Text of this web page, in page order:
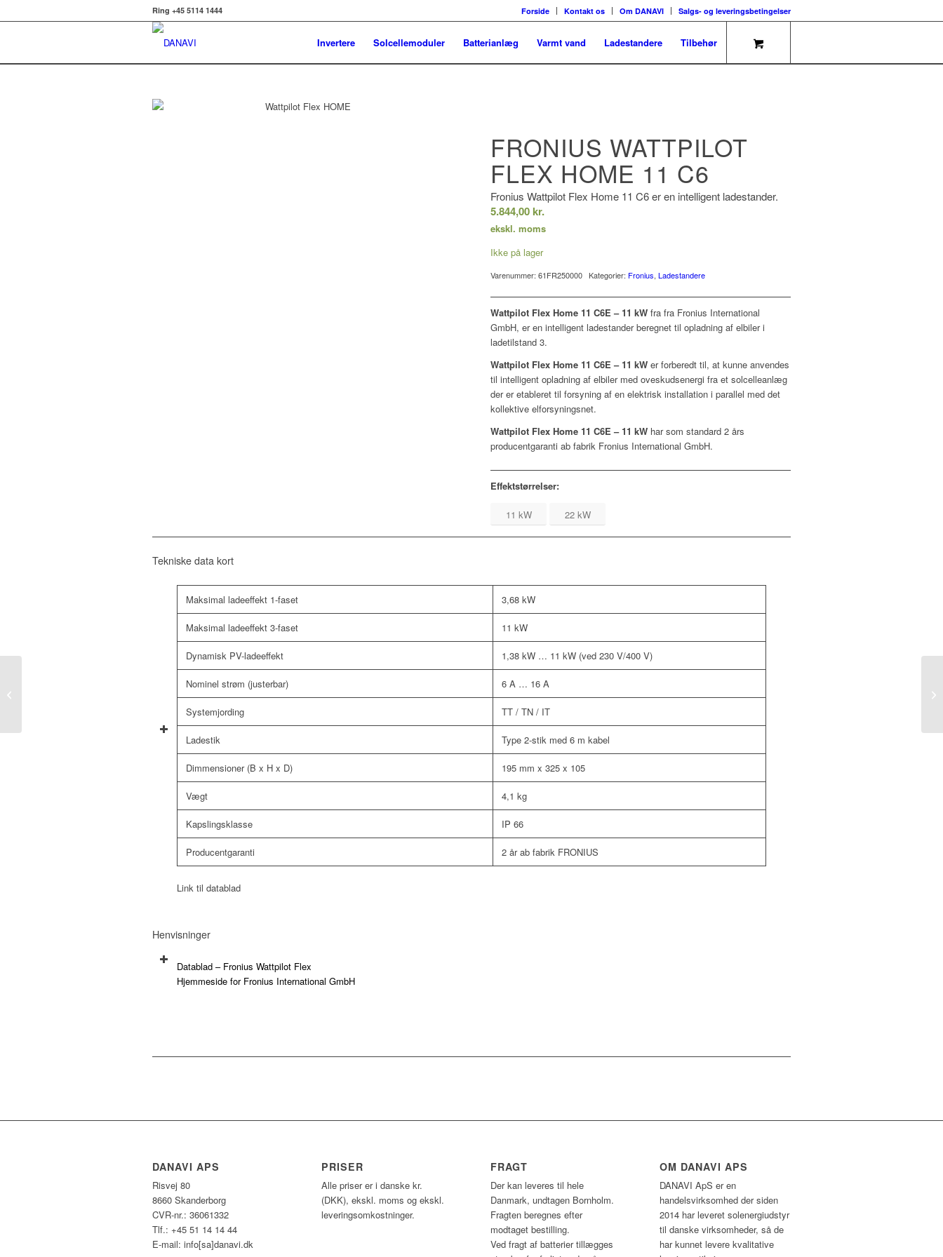
Forside Kontakt os Om DANAVI Salgs- og leveringsbetingelser
Ring +45 5114 1444
Invertere Solcellemoduler Batterianlæg Varmt vand Ladestandere Tilbehør
FRONIUS WATTPILOT
FLEX HOME 11 C6
Fronius Wattpilot Flex Home 11 C6 er en intelligent ladestander.
5.844,00 kr.
ekskl. moms
Ikke på lager
Varenummer:61FR250000 Kategorier: Fronius,Ladestandere
Wattpilot Flex Home 11 C6E – 11 kW fra fra Fronius International
GmbH, er en intelligent ladestander beregnet til opladning af elbiler i
ladetilstand 3.
Wattpilot Flex Home 11 C6E – 11 kWer forberedt til, at kunne anvendes
til intelligent opladning af elbiler med oveskudsenergi fra et solcelleanlæg
der er etableret til forsyning af en elektrisk installation i parallel med det
kollektive elforsyningsnet.
Wattpilot Flex Home 11 C6E – 11 kW har som standard 2 års
producentgaranti ab fabrik Fronius International GmbH.
Effektstørrelser:
11 kW 22 kW
Tekniske data kort
Maksimal ladeeffekt 1-faset 3,68 kW
Maksimal ladeeffekt 3-faset 11 kW
Dynamisk PV-ladeeffekt 1,38 kW … 11 kW (ved 230 V/400 V)
Nominel strøm (justerbar) 6 A … 16 A
Systemjording TT / TN / IT
Ladestik Type 2-stik med 6 m kabel
Dimmensioner (B x H x D) 195 mm x 325 x 105
Vægt 4,1 kg
Kapslingsklasse IP 66
Producentgaranti 2 år ab fabrik FRONIUS
Link til datablad
Henvisninger
Datablad – Fronius Wattpilot Flex
Hjemmeside for Fronius International GmbH
DANAVI APS
Risvej 80
8660 Skanderborg
CVR-nr.: 36061332
Tlf.: +45 51 14 14 44
E-mail: info[sa]danavi.dk
PRISER
Alle priser er i danske kr.
(DKK), ekskl. moms og ekskl.
leveringsomkostninger.
FRAGT
Der kan leveres til hele
Danmark, undtagen Bornholm.
Fragten beregnes efter
modtaget bestilling.
Ved fragt af batterier tillægges
OM DANAVI APS
DANAVI ApS er en
handelsvirksomhed der siden
2014 har leveret solenergiudstyr
til danske virksomheder, så de
har kunnet levere kvalitative